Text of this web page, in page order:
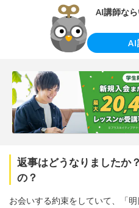
AI講師な
AI
返事はどうなりましたか
の？
お会いする約束をしていて、「